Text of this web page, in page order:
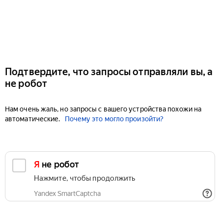
Подтвердите, что запросы отправляли вы, а
не робот
Нам очень жаль, но запросы с вашего устройства похожи на
автоматические.
Почему это могло произойти?
Я не робот
Нажмите, чтобы продолжить
Yandex SmartCaptcha